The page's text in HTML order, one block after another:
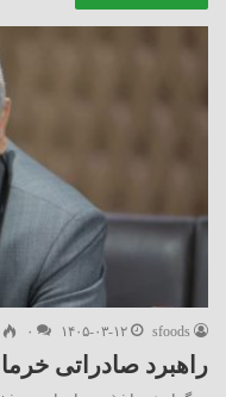
sfoods ۱۴۰۵-۰۳-۱۲ ۰
راهبرد صادراتی